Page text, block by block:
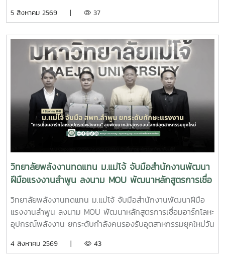
นักเรียนได้รับข้อมูลที่ครบถ้วนสำหรับการวางแผนศึกษาต่อใน
เป็นกันเอง นักเรียนให้ความสนใจรับฟังข้อมูล ซักถาม แลก
เปลี่ยนความคิดเห็นกับคณาจารย์ และเยี่ยมชมเครื่องมือด้าน
พลังงานอย่างใกล้ชิด ซึ่งช่วยสร้างแรงบันดาลใจและเปิดมุมมอง
ใหม่ในการเลือกเส้นทางการศึกษาต่อ วิทยาลัยพลังงาน
ทดแทน มหาวิทยาลัยแม่โจ้ มุ่งมั่นเป็นแหล่งเรียนรู้ด้านพลังงาน
สะอาดและนวัตกรรม พร้อมพัฒนากำลังคนที่มีคุณภาพ เพื่อร่วม
ขับเคลื่อนการพัฒนาพลังงานของประเทศและสร้างสังคมที่ยั่งยืน
ในอนาคต
ช่วยศาสตราจารย์ ดร.ภคมน ปินตานา อาจารย์ประจำวิทยาลัย
APPTech EXPO 2026 : พลังเทคโนโลยีที่เหมาะสม เพื่อการ
พัฒนาชุมชนพื้นที่ “สร้างนวัตกรชุมชน ขับเคลื่อนเศรษฐกิจ
ฐานรากอย่างยั่งยืน” ณ โรงแรมเซ็นทารา แกรนด์ แอท เซ็นทรัล
พลาซา ลาดพร้าว กรุงเทพมหานครภายในงานมีการนำเสนอ
แนวคิดและแนวทางการขับเคลื่อน Appropriate Technology
(AppTech) เพื่อยกระดับเศรษฐกิจฐานราก โดยมุ่งเชื่อมโยงองค์
ความรู้จากสถาบันการศึกษาสู่การใช้ประโยชน์ในชุมชน ผ่านการ
พัฒนาเทคโนโลยีที่เหมาะสม การสร้างนวัตกรชุมชน และการ
พัฒนา แพลตฟอร์ม AppTech ซึ่งเป็นระบบสนับสนุนการ
ถ่ายทอดเทคโนโลยี การเชื่อมโยงเครือข่ายความร่วมมือ และการ
สร้างโอกาสในการเพิ่มรายได้ให้แก่ประชาชนอย่างยั่งยืนประเด็น
สำคัญภายในงาน ประกอบด้วย - การพัฒนาเทคโนโลยีที่เหมาะ
สม (Appropriate Technology) เพื่อการพัฒนาชุมชน- การ
สร้างและพัฒนานวัตกรชุมชนเพื่อขับเคลื่อนเศรษฐกิจฐานราก -
การประยุกต์ใช้แพลตฟอร์ม AppTech เพื่อถ่ายทอดองค์ความรู้
และเชื่อมโยงเครือข่าย - การแลกเปลี่ยนประสบการณ์ระหว่าง
พัฒนาชุมชน การเข้าร่วมประชุมครั้งนี้นับเป็นโอกาสสำคัญในการ
5 สิงหาคม 2569 | 37
วิทยาลัยพลังงานทดแทน ม.แม่โจ้ จับมือสำนักงานพัฒนา
ฝีมือแรงงานลำพูน ลงนาม MOU พัฒนาหลักสูตรการเชื่อ
มอาร์กโลหะอุปกรณ์พลังงาน ยกระดับกำลังคนรองรับ
อุตสาหกรรมยุคใหม่
วิทยาลัยพลังงานทดแทน ม.แม่โจ้ จับมือสำนักงานพัฒนาฝีมือ
แรงงานลำพูน ลงนาม MOU พัฒนาหลักสูตรการเชื่อมอาร์กโลหะ
อุปกรณ์พลังงาน ยกระดับกำลังคนรองรับอุตสาหกรรมยุคใหม่วัน
พลังงานทดแทน ร่วมกับ สำนักงานพัฒนาฝีมือแรงงานลำพูน
4 สิงหาคม 2569 | 43